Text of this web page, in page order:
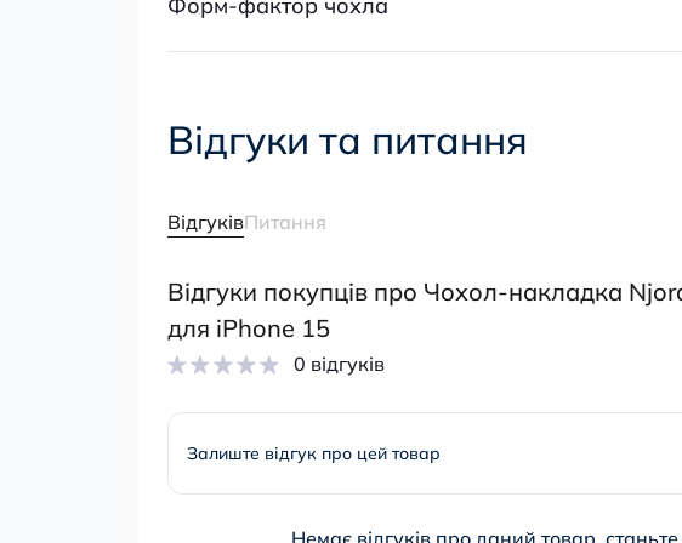
Відгуки та питання
ВідгуківПитання
Відгуки покупців про Чохол-накладка
для iPhone 15
0 відгуків
Залиште відгук про цей товар
Немає відгуків про даний товар,